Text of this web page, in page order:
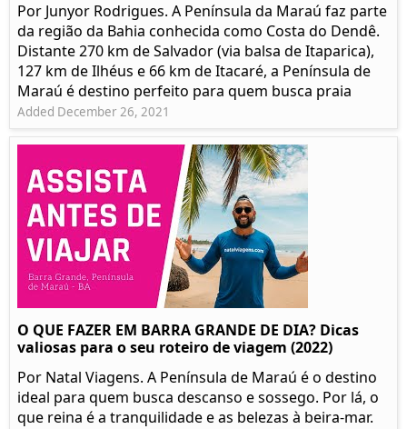
Por Junyor Rodrigues. A Península da Maraú faz parte
da região da Bahia conhecida como Costa do Dendê.
Distante 270 km de Salvador (via balsa de Itaparica),
127 km de Ilhéus e 66 km de Itacaré, a Península de
Maraú é destino perfeito para quem busca praia
Added December 26, 2021
O QUE FAZER EM BARRA GRANDE DE DIA? Dicas
valiosas para o seu roteiro de viagem (2022)
Por Natal Viagens. A Península de Maraú é o destino
ideal para quem busca descanso e sossego. Por lá, o
que reina é a tranquilidade e as belezas à beira-mar.